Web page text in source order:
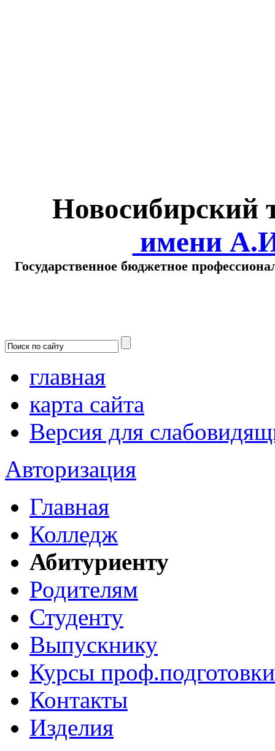
Новосибирский
имени
Государственное бюджетное
главная
карта сайта
Версия для
Авторизация
Главная
Колледж
Абитуриенту
Родителям
Студенту
Выпускнику
Курсы проф.подготовки
Контакты
Изделия